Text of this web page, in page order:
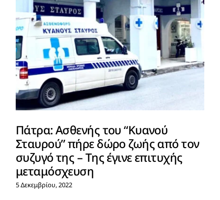
Πάτρα: Ασθενής του “Κυανού
Σταυρού” πήρε δώρο ζωής από τον
συζυγό της – Της έγινε επιτυχής
μεταμόσχευση
5 Δεκεμβρίου, 2022